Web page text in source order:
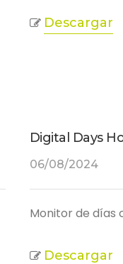
Descargar
Digital Days
06/08/2024
Monitor de días
Descargar